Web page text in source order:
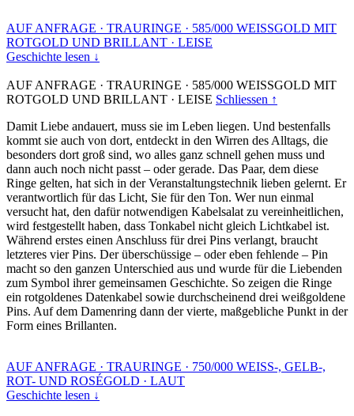
AUF ANFRAGE · TRAURINGE · 585/000 WEISSGOLD MIT
ROTGOLD UND BRILLANT · LEISE
Geschichte lesen ↓
AUF ANFRAGE · TRAURINGE · 585/000 WEISSGOLD MIT
ROTGOLD UND BRILLANT · LEISE Schliessen ↑
Damit Liebe andauert, muss sie im Leben liegen. Und bestenfalls
kommt sie auch von dort, entdeckt in den Wirren des Alltags, die
besonders dort groß sind, wo alles ganz schnell gehen muss und
dann auch noch nicht passt – oder gerade. Das Paar, dem diese
Ringe gelten, hat sich in der Veranstaltungstechnik lieben gelernt. Er
verantwortlich für das Licht, Sie für den Ton. Wer nun einmal
versucht hat, den dafür notwendigen Kabelsalat zu vereinheitlichen,
wird festgestellt haben, dass Tonkabel nicht gleich Lichtkabel ist.
Während erstes einen Anschluss für drei Pins verlangt, braucht
letzteres vier Pins. Der überschüssige – oder eben fehlende – Pin
macht so den ganzen Unterschied aus und wurde für die Liebenden
zum Symbol ihrer gemeinsamen Geschichte. So zeigen die Ringe
ein rotgoldenes Datenkabel sowie durchscheinend drei weißgoldene
Pins. Auf dem Damenring dann der vierte, maßgebliche Punkt in der
Form eines Brillanten.
AUF ANFRAGE · TRAURINGE · 750/000 WEISS-, GELB-,
ROT- UND ROSÉGOLD · LAUT
Geschichte lesen ↓